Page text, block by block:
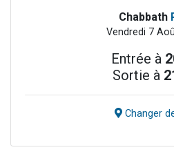
Chabbath
Vendredi 7
Entrée à
Sortie à
Changer